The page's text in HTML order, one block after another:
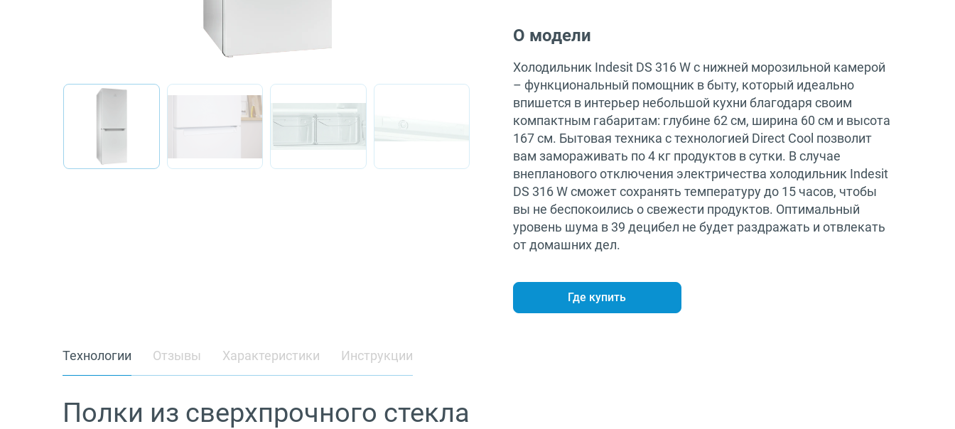
О модели
Холодильник Indesit DS 316 W с нижней морозильной камерой
– функциональный помощник в быту, который идеально
впишется в интерьер небольшой кухни благодаря своим
компактным габаритам: глубине 62 см, ширина 60 см и высота
167 см. Бытовая техника с технологией Direct Cool позволит
вам замораживать по 4 кг продуктов в сутки. В случае
внепланового отключения электричества холодильник Indesit
DS 316 W сможет сохранять температуру до 15 часов, чтобы
вы не беспокоились о свежести продуктов. Оптимальный
уровень шума в 39 децибел не будет раздражать и отвлекать
от домашних дел.
Где купить
Технологии Отзывы Характеристики Инструкции
Полки из сверхпрочного стекла